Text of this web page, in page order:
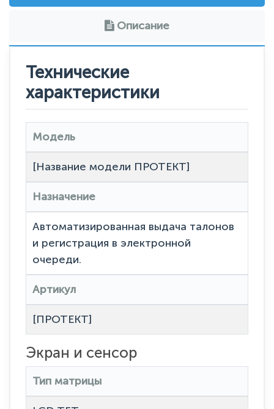
Описание
Технические
характеристики
Модель
[Название модели ПРОТЕКТ]
Назначение
Автоматизированная выдача талонов
и регистрация в электронной
очереди.
Артикул
[ПРОТЕКТ]
Экран и сенсор
Тип матрицы